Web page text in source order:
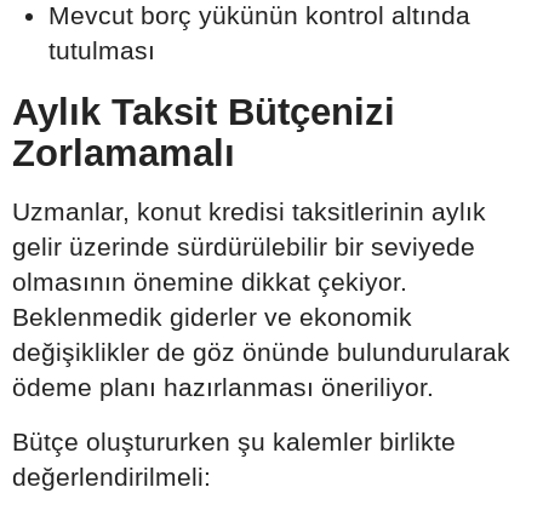
Mevcut borç yükünün kontrol altında
tutulması
Aylık Taksit Bütçenizi
Zorlamamalı
Uzmanlar, konut kredisi taksitlerinin aylık
gelir üzerinde sürdürülebilir bir seviyede
olmasının önemine dikkat çekiyor.
Beklenmedik giderler ve ekonomik
değişiklikler de göz önünde bulundurularak
ödeme planı hazırlanması öneriliyor.
Bütçe oluştururken şu kalemler birlikte
değerlendirilmeli: